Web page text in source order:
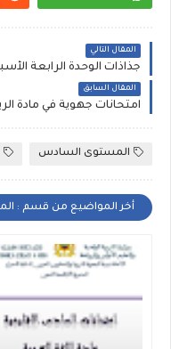
المقال التالي
المقال السابق
المستوى السادس
أخر المواضيع من قسم :